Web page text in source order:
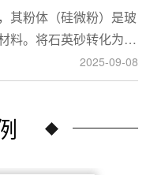
其粉体（硅微粉）是玻
料。将石英砂转化为高
英砂磨粉成套设备。本
解析这条生产线。
2025-09-08